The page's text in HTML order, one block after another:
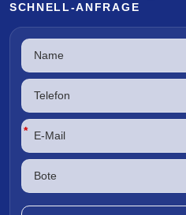
SCHNELL-ANFRAGE
*